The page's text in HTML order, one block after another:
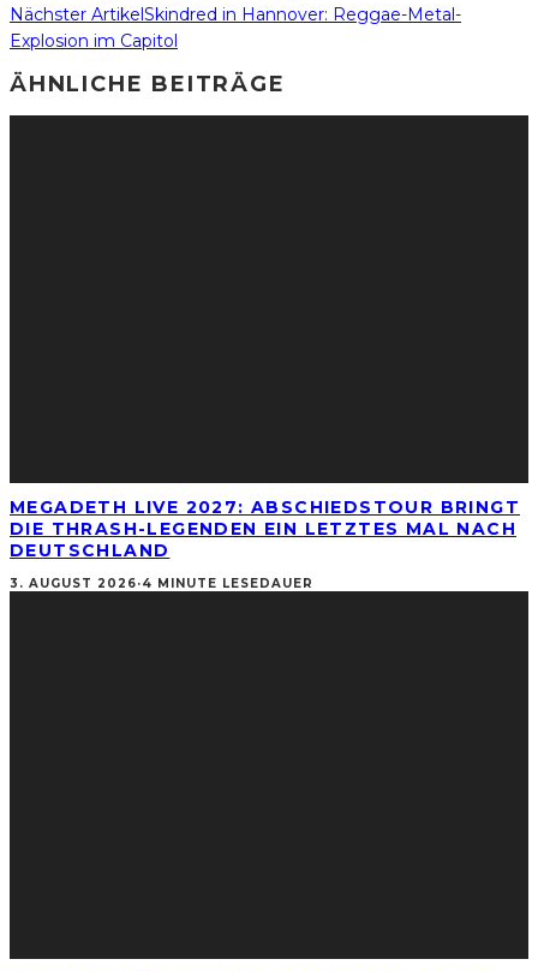
Nächster ArtikelSkindred in Hannover: Reggae-Metal-
Explosion im Capitol
ÄHNLICHE BEITRÄGE
MEGADETH LIVE 2027: ABSCHIEDSTOUR BRINGT
DIE THRASH-LEGENDEN EIN LETZTES MAL NACH
DEUTSCHLAND
3. AUGUST 2026·4 MINUTE LESEDAUER